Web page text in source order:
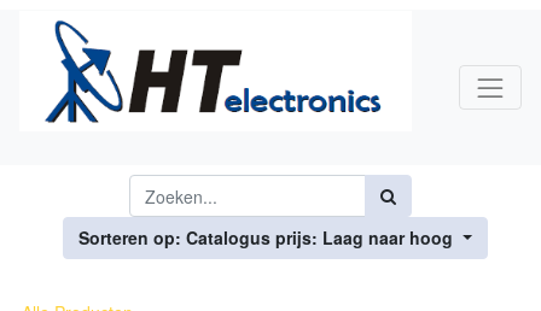
Sorteren op: Catalogus prijs: Laag naar hoog